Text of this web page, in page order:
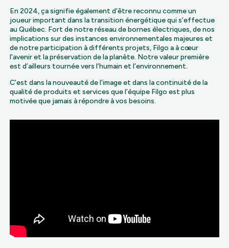
En 2024, ça signifie également d’être reconnu comme un
joueur important dans la transition énergétique qui s’effectue
au Québec. Fort de notre réseau de bornes électriques, de nos
implications sur des instances environnementales majeures et
de notre participation à différents projets, Filgo a à cœur
l’avenir et la préservation de la planète. Notre valeur première
est d’ailleurs tournée vers l’humain et l’environnement.
C’est dans la nouveauté de l’image et dans la continuité de la
qualité de produits et services que l’équipe Filgo est plus
motivée que jamais à répondre à vos besoins.